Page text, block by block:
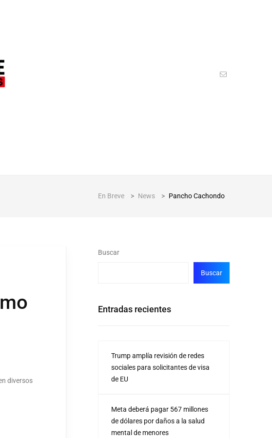
En Breve > News > Pancho Cachondo
diversos
Buscar
Buscar
Entradas recientes
Trump amplía revisión de redes
sociales para solicitantes de visa
de EU
Meta deberá pagar 567 millones
de dólares por daños a la salud
mental de menores